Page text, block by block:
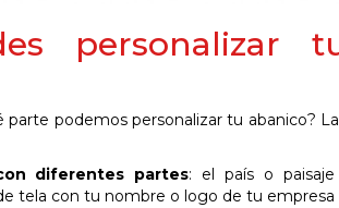
personalizar
podemos personalizar tu abanico?
diferentes partes: el país o
tela con tu nombre o logo de tu empresa